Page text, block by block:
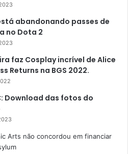
abandonando passes de
no Dota 2
faz Cosplay incrível de Alice
Returns na BGS 2022.
Download das fotos do
Arts não concordou em financiar